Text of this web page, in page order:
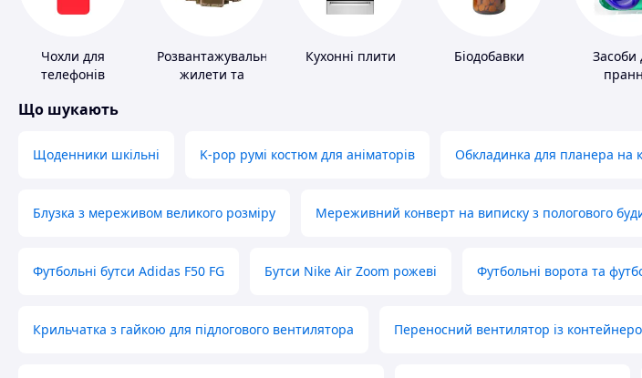
Чохли для
телефонів
Розвантажувальні
жилети та
Кухонні плити Біодобавки
Засоби
Що шукають
Щоденники шкільні K-pop румі костюм для аніматорів Обкладинка для планера на
Блузка з мереживом великого розміру Мереживний конверт на виписку з пологового
Футбольні бутси Adidas F50 FG Бутси Nike Air Zoom рожеві Футбольні ворота та
Крильчатка з гайкою для підлогового вентилятора Переносний вентилятор із